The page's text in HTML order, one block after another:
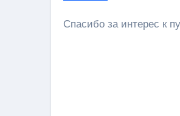
Спасибо за интерес к